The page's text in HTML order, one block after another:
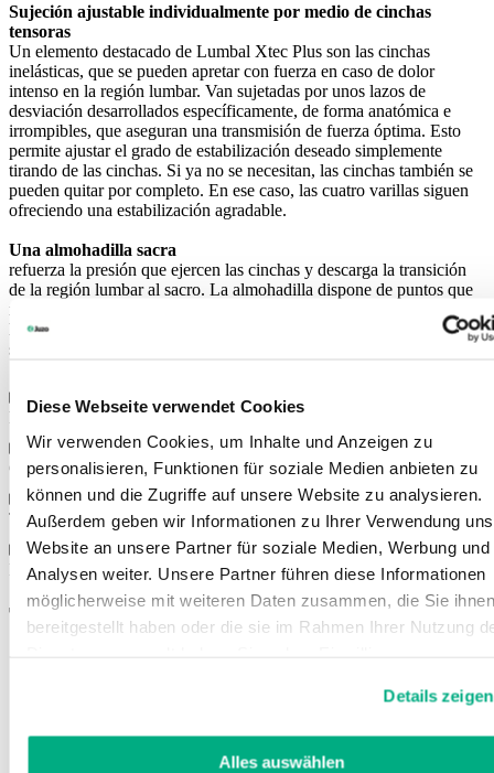
Diese Webseite verwendet Cookies
Wir verwenden Cookies, um Inhalte und Anzeigen zu
personalisieren, Funktionen für soziale Medien anbieten zu
können und die Zugriffe auf unsere Website zu analysieren.
Außerdem geben wir Informationen zu Ihrer Verwendung
Website an unsere Partner für soziale Medien, Werbung und
Analysen weiter. Unsere Partner führen diese Informationen
möglicherweise mit weiteren Daten zusammen, die Sie ihnen
bereitgestellt haben oder die sie im Rahmen Ihrer Nutzung
unsererDatenschutzerklärungundImpressum.
Details zeigen
Alles auswählen
Sujeción ajustable individualmente por medio de cinchas
tensoras
Un elemento destacado de Lumbal Xtec Plus son las cinchas
inelásticas, que se pueden apretar con fuerza en caso de dolor
intenso en la región lumbar. Van sujetadas por unos lazos de
desviación desarrollados específicamente, de forma anatómica e
irrompibles, que aseguran una transmisión de fuerza óptima. Esto
permite ajustar el grado de estabilización deseado simplemente
tirando de las cinchas. Si ya no se necesitan, las cinchas también se
pueden quitar por completo. En ese caso, las cuatro varillas siguen
ofreciendo una estabilización agradable.
Una almohadilla sacra
refuerza la presión que ejercen las cinchas y descarga la transición
de la región lumbar al sacro. La almohadilla dispone de puntos que
masajean y relajan el tejido. También se puede quitar en caso de que
la leve compresión del tejido de confort elástico y transpirable sea
suficiente.
Propiedades
Colores
Tallas
Instrucciones de uso
También le podría interesar